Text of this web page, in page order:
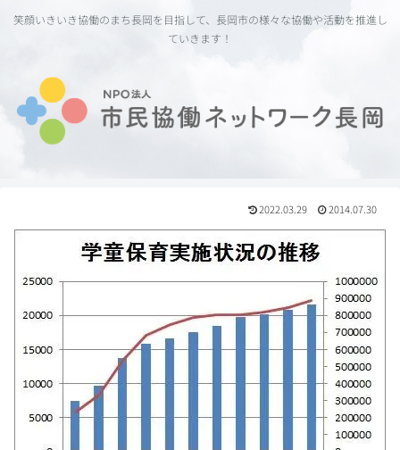
笑顔いきいき協働のまち長岡を目指して、長岡市の様々な協働や活動を推進し
ていきます！
2022.03.29 2014.07.30